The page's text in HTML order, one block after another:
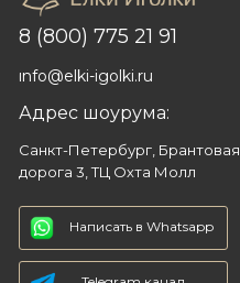
Написать в Whatsapp
8 (800) 775 21 91
info@elki-igolki.ru
Адрес шоурума:
Санкт-Петербург, Брантовая
дорога 3, ТЦ Охта Молл